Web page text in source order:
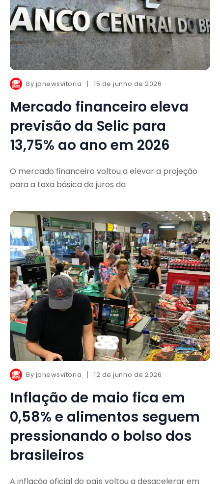
By jpnewsvitoria 15 de junho de 2026
Mercado financeiro eleva
previsão da Selic para
13,75% ao ano em 2026
O mercado financeiro voltou a elevar a projeção
para a taxa básica de juros da
By jpnewsvitoria 12 de junho de 2026
Inflação de maio fica em
0,58% e alimentos seguem
pressionando o bolso dos
brasileiros
A inflação oficial do país voltou a desacelerar em